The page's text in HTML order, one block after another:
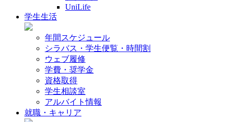
UniLife
学生生活
年間スケジュール
シラバス・学生便覧・時間割
ウェブ履修
学費・奨学金
資格取得
学生相談室
アルバイト情報
就職・キャリア